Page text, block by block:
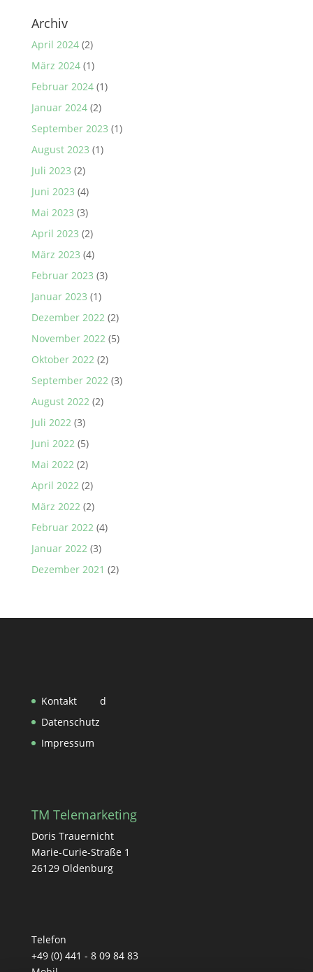
Archiv
April 2024(2)
März 2024(1)
Februar 2024(1)
Januar 2024(2)
September 2023 (1)
August 2023 (1)
Juli 2023 (2)
Juni 2023 (4)
Mai 2023 (3)
April 2023 (2)
März 2023 (4)
Februar 2023 (3)
Januar 2023 (1)
Dezember 2022(2)
November 2022(5)
Oktober 2022(2)
September 2022(3)
August 2022(2)
Juli 2022(3)
Juni 2022(5)
Mai 2022(2)
April 2022(2)
März 2022(2)
Februar 2022(4)
Januar 2022(3)
Dezember 2021 (2)
Kontakt
Datenschutz
Impressum
d
TM Telemarketing
Doris Trauernicht
Marie-Curie-Straße 1
26129 Oldenburg
Telefon
+49 (0) 441 - 8 09 84 83